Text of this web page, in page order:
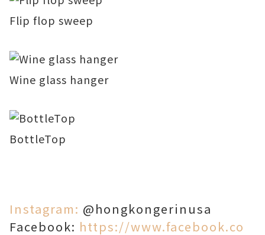
Flip flop sweep
Wine glass hanger
BottleTop
Instagram: @hongkongerinusa
Facebook: https://www.facebook.co